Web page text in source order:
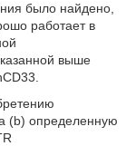
было найдено,
работает в
выше
(b) определенную